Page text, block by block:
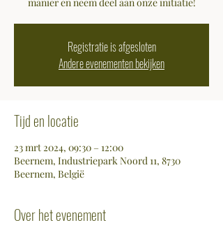
Registratie is afgesloten
Andere evenementen bekijken
Tijd en locatie
23 mrt 2024, 09:30 – 12:00
Beernem, Industriepark Noord 11, 8730
Beernem, België
Over het evenement